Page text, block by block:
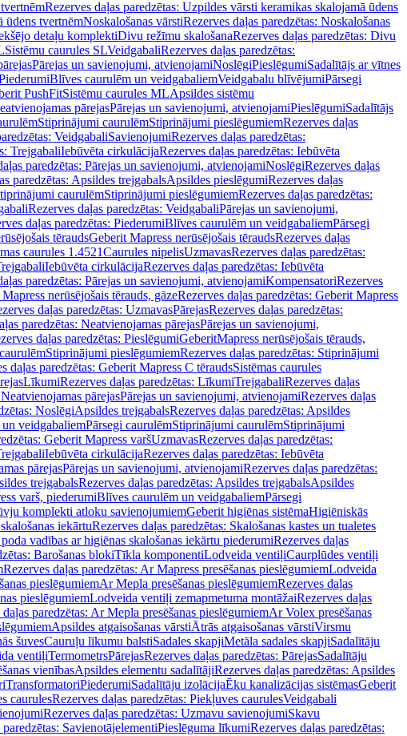
Rezerves daļas paredzētas: Uzpildes vārsti keramikas skalojamā ūdens
ūdens tvertnēmNoskalošanas vārstiRezerves daļas paredzētas: Noskalošanas
detaļu komplektiDivu režīmu skalošanaRezerves daļas paredzētas: Divu
Sistēmu caurules SLVeidgabaliRezerves daļas paredzētas:
Pārejas un savienojumi, atvienojamiNoslēgiPieslēgumiSadalītājs ar vītnes
Blīves caurulēm un veidgabaliemVeidgabalu blīvējumiPārsegi
PushFitSistēmu caurules MLApsildes sistēmu
pārejasPārejas un savienojumi, atvienojamiPieslēgumiSadalītājs
Stiprinājumi caurulēmStiprinājumi pieslēgumiemRezerves daļas
VeidgabaliSavienojumiRezerves daļas paredzētas:
TrejgabaliIebūvēta cirkulācijaRezerves daļas paredzētas: Iebūvēta
paredzētas: Pārejas un savienojumi, atvienojamiNoslēgiRezerves daļas
paredzētas: Apsildes trejgabalsApsildes pieslēgumiRezerves daļas
caurulēmStiprinājumi pieslēgumiemRezerves daļas paredzētas:
Rezerves daļas paredzētas: VeidgabaliPārejas un savienojumi,
daļas paredzētas: PiederumiBlīves caurulēm un veidgabaliemPārsegi
tēraudsGeberit Mapress nerūsējošais tēraudsRezerves daļas
caurules 1.4521Caurules nipelisUzmavasRezerves daļas paredzētas:
Iebūvēta cirkulācijaRezerves daļas paredzētas: Iebūvēta
paredzētas: Pārejas un savienojumi, atvienojamiKompensatoriRezerves
nerūsējošais tērauds, gāzeRezerves daļas paredzētas: Geberit Mapress
daļas paredzētas: UzmavasPārejasRezerves daļas paredzētas:
paredzētas: Neatvienojamas pārejasPārejas un savienojumi,
daļas paredzētas: PieslēgumiGeberitMapress nerūsējošais tērauds,
Stiprinājumi pieslēgumiemRezerves daļas paredzētas: Stiprinājumi
daļas paredzētas: Geberit Mapress C tēraudsSistēmas caurules
LīkumiRezerves daļas paredzētas: LīkumiTrejgabaliRezerves daļas
pārejasPārejas un savienojumi, atvienojamiRezerves daļas
NoslēgiApsildes trejgabalsRezerves daļas paredzētas: Apsildes
veidgabaliemPārsegi caurulēmStiprinājumi caurulēmStiprinājumi
Geberit Mapress varšUzmavasRezerves daļas paredzētas:
Iebūvēta cirkulācijaRezerves daļas paredzētas: Iebūvēta
pārejasPārejas un savienojumi, atvienojamiRezerves daļas paredzētas:
trejgabalsRezerves daļas paredzētas: Apsildes trejgabalsApsildes
varš, piederumiBlīves caurulēm un veidgabaliemPārsegi
komplekti atloku savienojumiemGeberit higiēnas sistēmaHigiēniskās
iekārtuRezerves daļas paredzētas: Skalošanas kastes un tualetes
vadības ar higiēnas skalošanas iekārtu piederumiRezerves daļas
Barošanas blokiTīkla komponentiLodveida ventiļiCaurplūdes ventiļi
Rezerves daļas paredzētas: Ar Mapress presēšanas pieslēgumiemLodveida
pieslēgumiemAr Mepla presēšanas pieslēgumiemRezerves daļas
pieslēgumiemLodveida ventiļi zemapmetuma montāžaiRezerves daļas
daļas paredzētas: Ar Mepla presēšanas pieslēgumiemAr Volex presēšanas
Apsildes atgaisošanas vārstiĀtrās atgaisošanas vārstiVirsmu
šuvesCauruļu līkumu balstiSadales skapjiMetāla sadales skapjiSadalītāju
ventiļiTermometrsPārejasRezerves daļas paredzētas: PārejasSadalītāju
vienībasApsildes elementu sadalītājiRezerves daļas paredzētas: Apsildes
TransformatoriPiederumiSadalītāju izolācijaĒku kanalizācijas sistēmasGeberit
caurulesRezerves daļas paredzētas: Piekļuves caurulesVeidgabali
Rezerves daļas paredzētas: Uzmavu savienojumiSkavu
SavienotājelementiPieslēguma līkumiRezerves daļas paredzētas: